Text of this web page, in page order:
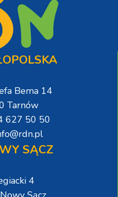
Bema 14
Tarnów
627 50 50
SĄCZ
4